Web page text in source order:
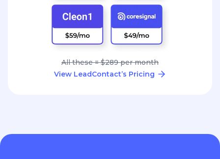
All these = $289 per month
View LeadContact’s Pricing